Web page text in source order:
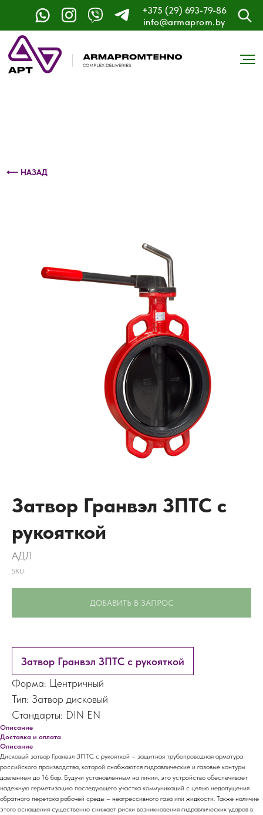
+375 (29) 693-79-86
info@armaprom.by
Контактный телефон: +375 (29) 693-79-86
⟵ НАЗАД
Затвор Гранвэл ЗПТС с
рукояткой
АДЛ
SKU:
ДОБАВИТЬ В ЗАПРОС
Затвор Гранвэл ЗПТС с рукояткой
Форма: Центричный
Тип: Затвор дисковый
Стандарты: DIN EN
Описание
Доставка и оплата
Описание
Дисковый затвор Гранвэл ЗПТС с рукояткой – защитная трубопроводная арматура
российского производства, которой снабжаются гидравлические и газовые контуры
давлением до 16 бар. Будучи установленным на линии, это устройство обеспечивает
надежную герметизацию последующего участка коммуникаций с целью недопущения
обратного перетока рабочей среды – неагрессивного газа или жидкости. Также наличие
этого оснащения существенно снижает риски возникновения гидравлических ударов в